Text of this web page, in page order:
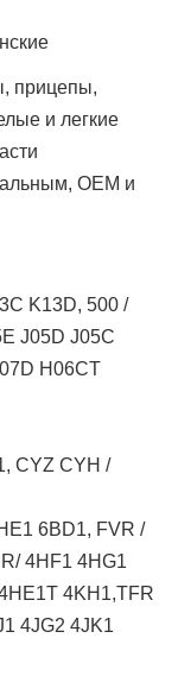
прицепы,
и легкие
OEM и
K13D, 500 /
J05D J05C
H06CT
CYZ CYH /
6BD1, FVR /
4HF1 4HG1
4KH1,TFR
4JG2 4JK1